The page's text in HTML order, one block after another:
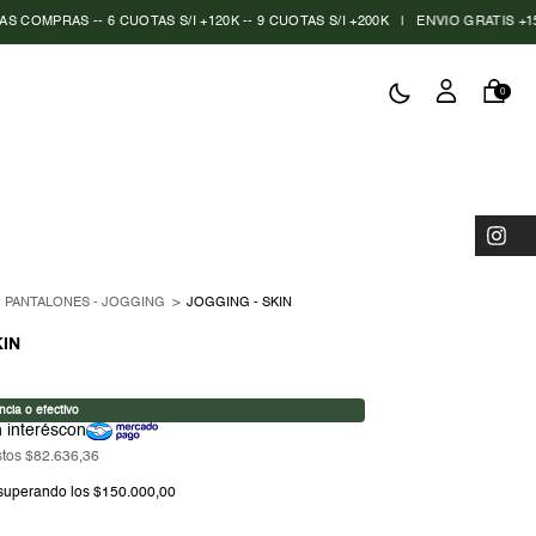
-- 6 CUOTAS S/I +120K -- 9 CUOTAS S/I +200K | ENVIO GRATIS +150K |
0
PANTALONES - JOGGING > JOGGING - SKIN
$82.636,36
los $150.000,00